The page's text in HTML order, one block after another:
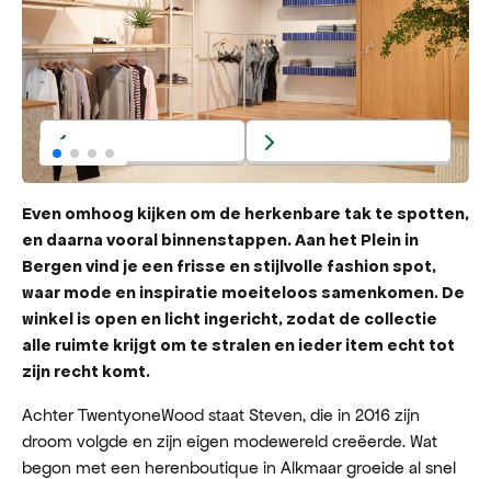
Even omhoog kijken om de herkenbare tak te spotten,
en daarna vooral binnenstappen. Aan het Plein in
Bergen vind je een frisse en stijlvolle fashion spot,
waar mode en inspiratie moeiteloos samenkomen. De
winkel is open en licht ingericht, zodat de collectie
alle ruimte krijgt om te stralen en ieder item echt tot
zijn recht komt.
Achter TwentyoneWood staat Steven, die in 2016 zijn
droom volgde en zijn eigen modewereld creëerde. Wat
begon met een herenboutique in Alkmaar groeide al snel